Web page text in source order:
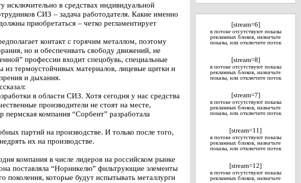
исключительно в средствах индивидуальной
СИЗ – задача работодателя. Какие именно
приобретаться – четко регламентирует
контакт с горячим металлом, поэтому
но и обеспечивать свободу движений, не
профессии входит спецобувь, специальные
из термоустойчивых материалов, лицевые щитки и
и дыхания.
в области СИЗ. Хотя сегодня у нас средства
производители не стоят на месте,
компания “Сорбент” разработала
партий на производстве. И только после того,
их на производстве.
компания в числе лидеров на российском рынке
поставляла “Норникелю” фильтрующие элементы
поколения, которые будут испытывать металлурги
[stream=6]
в потоке отсутствуют показы
рекламных блоков, назначьте
показы, или отключите поток
[stream=8]
в потоке отсутствуют показы
рекламных блоков, назначьте
показы, или отключите поток
[stream=7]
в потоке отсутствуют показы
рекламных блоков, назначьте
показы, или отключите поток
[stream=11]
в потоке отсутствуют показы
рекламных блоков, назначьте
показы, или отключите поток
[stream=12]
в потоке отсутствуют показы
рекламных блоков, назначьте